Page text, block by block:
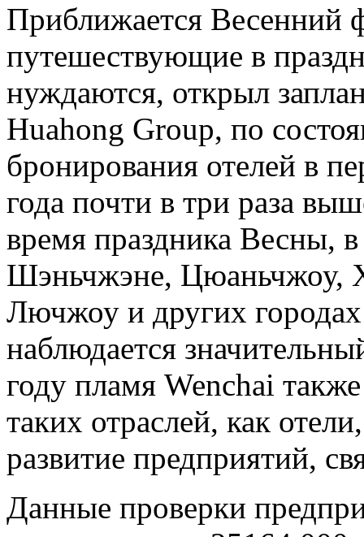
Приближается Весенний
путешествующие в
нуждаются, открыл
Huahong Group, по
бронирования отелей в
года почти в три раза
время праздника Весны,
Шэньчжэне, Цюаньчжоу,
Лючжоу и других
наблюдается
году пламя Wenchai
таких отраслей, как
развитие предприятий,
Данные проверки